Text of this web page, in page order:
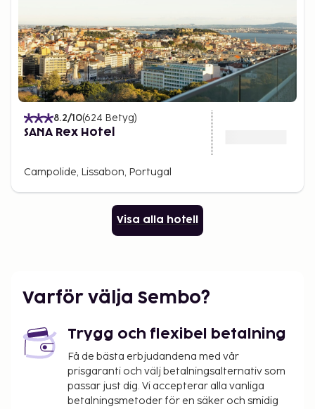
8.2/10(624 Betyg)
SANA Rex Hotel
Campolide, Lissabon, Portugal
Visa alla hotell
Varför välja Sembo?
Trygg och flexibel betalning
Få de bästa erbjudandena med vår
prisgaranti och välj betalningsalternativ som
passar just dig. Vi accepterar alla vanliga
betalningsmetoder för en säker och smidig